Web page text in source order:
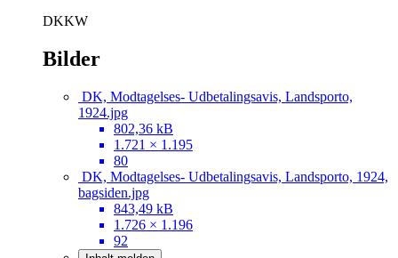
DKKW
Bilder
DK, Modtagelses- Udbetalingsavis, Landsporto,
1924.jpg
802,36 kB
1.721 × 1.195
80
DK, Modtagelses- Udbetalingsavis, Landsporto, 1924,
bagsiden.jpg
843,49 kB
1.726 × 1.196
92